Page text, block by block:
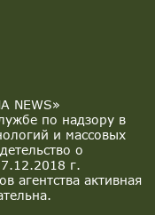
NEWS»
по надзору в
и массовых
о
г.
агентства активная